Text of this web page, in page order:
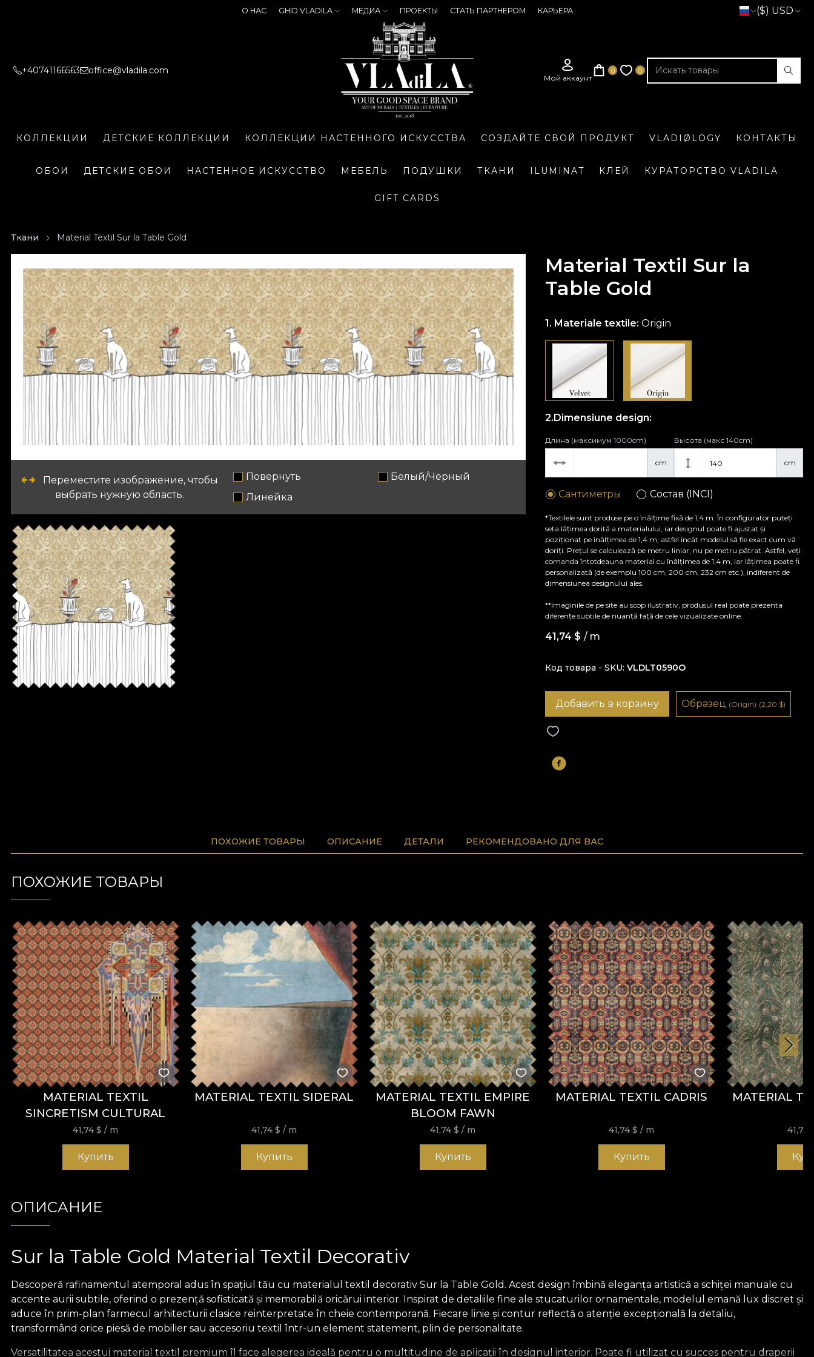
О НАС GHID VLADILA МЕДИА ПРОЕКТЫ СТАТЬ ПАРТНЕРОМ КАРЬЕРА ($) USD
+40741166563 office@vladila.com
КОЛЛЕКЦИИ ДЕТСКИЕ КОЛЛЕКЦИИ КОЛЛЕКЦИИ НАСТЕННОГО ИСКУССТВА СОЗДАЙТЕ СВОЙ ПРОДУКТ VLADIØLOGY КОНТАКТЫ
ОБОИ ДЕТСКИЕ ОБОИ НАСТЕННОЕ ИСКУССТВО МЕБЕЛЬ ПОДУШКИ ТКАНИ ILUMINAT КЛЕЙ КУРАТОРСТВО VLADILA
GIFT CARDS
Ткани Material Textil Sur la Table Gold
Переместите изображение, чтобы
выбрать нужную область.
Повернуть
Белый/Черный
Линейка
Material Textil Sur la
Table Gold
Materiale textile:Origin
Dimensiune design:
cm
Длина (максимум 1000cm)
cm
Высота (макс 140cm)
Сантиметры Состав (INCI)
*Textilele sunt produse pe o înălțime fixă de 1,4 m. În configurator puteți
seta lățimea dorită a materialului, iar designul poate fi ajustat și
poziționat pe înălțimea de 1,4 m, astfel încât modelul să fie exact cum vă
doriți. Prețul se calculează pe metru liniar, nu pe metru pătrat. Astfel, veți
comanda întotdeauna material cu înălțimea de 1,4 m, iar lățimea poate fi
personalizată (de exemplu 100 cm, 200 cm, 232 cm etc.), indiferent de
dimensiunea designului ales.
**Imaginile de pe site au scop ilustrativ, produsul real poate prezenta
diferențe subtile de nuanță față de cele vizualizate online.
41,74 $ / m
Код товара - SKU VLDLT0590O
Добавить в корзину Образец (Origin) (2,20 $)
ПОХОЖИЕ ТОВАРЫ ОПИСАНИЕ ДЕТАЛИ РЕКОМЕНДОВАНО ДЛЯ ВАС
ПОХОЖИЕ ТОВАРЫ
MATERIAL TEXTIL
SINCRETISM CULTURAL
41,74$ / m
Купить
MATERIAL TEXTIL SIDERAL
41,74$ / m
Купить
MATERIAL TEXTIL EMPIRE
BLOOM FAWN
41,74$ / m
Купить
MATERIAL TEXTIL CADRIS
41,74$ / m
Купить
MATERIAL
41,74
ОПИСАНИЕ
Sur la Table Gold Material Textil Decorativ
Descoperă rafinamentul atemporal adus în spațiul tău cu materialul textil decorativ Sur la Table Gold. Acest design îmbină eleganța artistică a schiței manuale cu
accente aurii subtile, oferind o prezență sofisticată și memorabilă oricărui interior. Inspirat de detaliile fine ale stucaturilor ornamentale, modelul emană lux discret și
aduce în prim-plan farmecul arhitecturii clasice reinterpretate în cheie contemporană. Fiecare linie și contur reflectă o atenție excepțională la detaliu,
transformând orice piesă de mobilier sau accesoriu textil într-un element statement, plin de personalitate.
Versatilitatea acestui material textil premium îl face alegerea ideală pentru o multitudine de aplicații în designul interior. Poate fi utilizat cu succes pentru draperii